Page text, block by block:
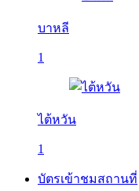
บาหลี
1
ไต้หวัน
1
บัตรเข้าชมสถานที่